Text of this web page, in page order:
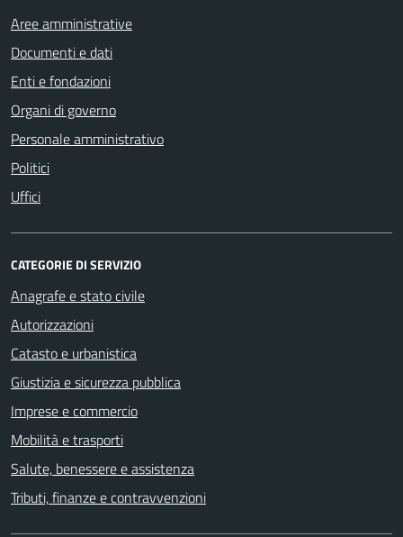
Aree amministrative
Documenti e dati
Enti e fondazioni
Organi di governo
Personale amministrativo
Politici
Uffici
CATEGORIE DI SERVIZIO
Anagrafe e stato civile
Autorizzazioni
Catasto e urbanistica
Giustizia e sicurezza pubblica
Imprese e commercio
Mobilità e trasporti
Salute, benessere e assistenza
Tributi, finanze e contravvenzioni